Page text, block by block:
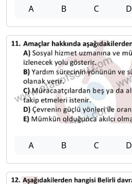
A B C D
A B C D